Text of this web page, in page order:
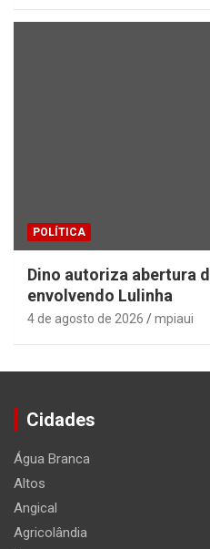
POLÍTICA
Dino autoriza abertura
envolvendo Lulinha
4 de agosto de 2026 mpiaui
Cidades
Água Branca
Altos
Angical
Agricolândia